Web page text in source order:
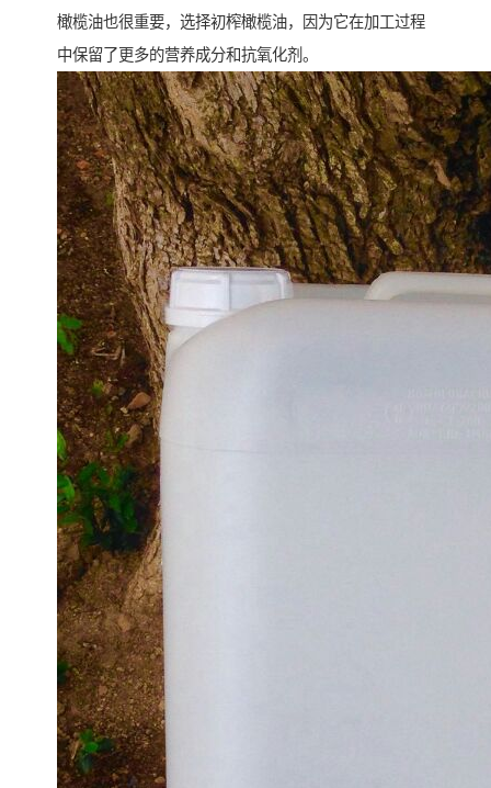
橄榄油也很重要，选择初榨橄榄油，因为它在加工过程
中保留了更多的营养成分和抗氧化剂。